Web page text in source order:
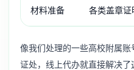
材料准备 各类盖章证
像我们处理的一些高校附属
证处，线上代办就直接解决